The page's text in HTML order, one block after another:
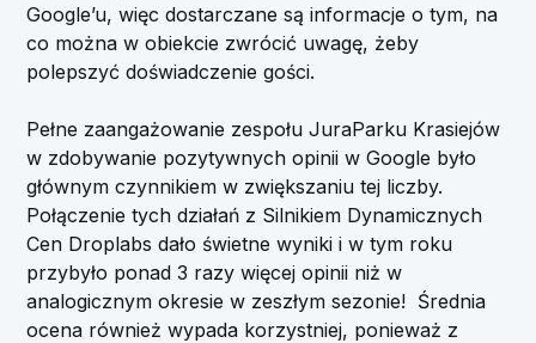
Google’u, więc dostarczane są informacje o tym, na
co można w obiekcie zwrócić uwagę, żeby
polepszyć doświadczenie gości.
Pełne zaangażowanie zespołu JuraParku Krasiejów
w zdobywanie pozytywnych opinii w Google było
głównym czynnikiem w zwiększaniu tej liczby.
Połączenie tych działań z Silnikiem Dynamicznych
Cen Droplabs dało świetne wyniki i w tym roku
przybyło ponad 3 razy więcej opinii niż w
analogicznym okresie w zeszłym sezonie! Średnia
ocena również wypada korzystniej, ponieważ z